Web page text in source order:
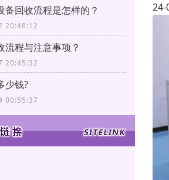
备回收流程是怎样的？
20:48:12
流程与注意事项？
20:45:32
少钱?
00:55:37
24-